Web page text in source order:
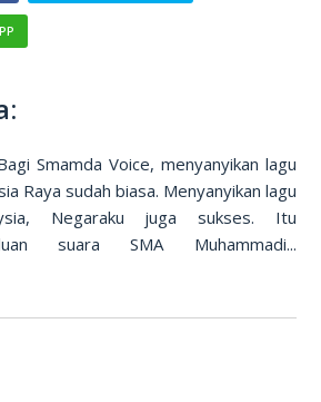
Smamda Voice, menyanyikan lagu
Raya sudah biasa. Menyanyikan lagu
Negaraku juga sukses. Itu
suara SMA Muhammadi...